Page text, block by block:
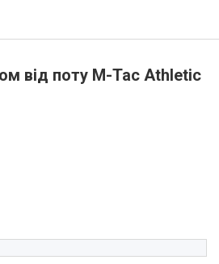
від поту M-Tac Athletic